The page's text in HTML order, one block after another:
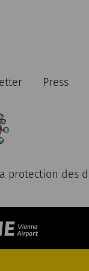
Press
protection des